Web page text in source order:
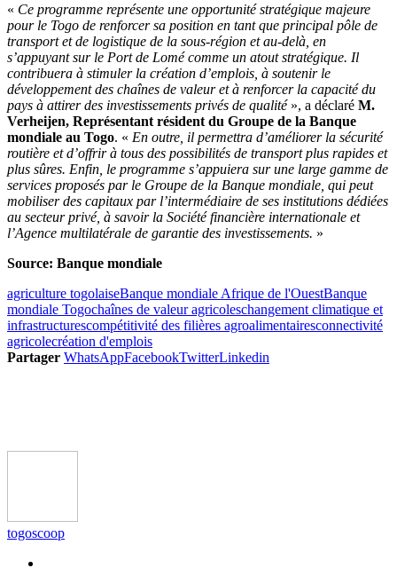
« Ce programme représente une opportunité stratégique majeure
pour le Togo de renforcer sa position en tant que principal pôle de
transport et de logistique de la sous-région et au-delà, en
s’appuyant sur le Port de Lomé comme un atout stratégique. Il
contribuera à stimuler la création d’emplois, à soutenir le
développement des chaînes de valeur et à renforcer la capacité du
pays à attirer des investissements privés de qualité», a déclaré M.
Verheijen, Représentant résident du Groupe de la Banque
mondiale au Togo. « En outre, il permettra d’améliorer la sécurité
routière et d’offrir à tous des possibilités de transport plus rapides et
plus sûres. Enfin, le programme s’appuiera sur une large gamme de
services proposés par le Groupe de la Banque mondiale, qui peut
mobiliser des capitaux par l’intermédiaire de ses institutions dédiées
au secteur privé, à savoir la Société financière internationale et
l’Agence multilatérale de garantie des investissements. »
Source: Banque mondiale
agriculture togolaiseBanque mondiale Afrique de l'OuestBanque
mondiale Togochaînes de valeur agricoleschangement climatique et
infrastructurescompétitivité des filières agroalimentairesconnectivité
agricolecréation d'emplois
Partager WhatsAppFacebookTwitterLinkedin
togoscoop